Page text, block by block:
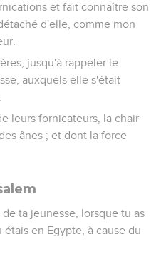
et fait connaître son
d'elle, comme mon
jusqu'à rappeler le
auxquels elle s'était
leurs fornicateurs, la chair
ânes ; et dont la force
ta jeunesse, lorsque tu as
en Egypte, à cause du